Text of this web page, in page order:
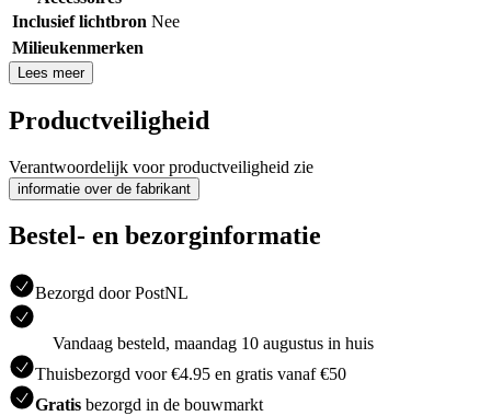
Inclusief lichtbron Nee
Milieukenmerken
Lees meer
Productveiligheid
Verantwoordelijk voor productveiligheid zie
informatie over de fabrikant
Bestel- en bezorginformatie
Bezorgd door PostNL
Vandaag besteld, maandag 10 augustus in huis
Thuisbezorgd voor €4.95 en gratis vanaf €50
Gratis bezorgd in de bouwmarkt